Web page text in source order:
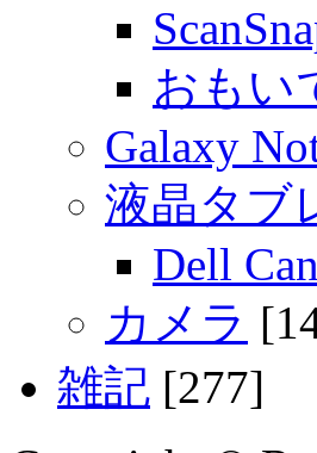
おもい
Galaxy
液晶タブ
Dell
カメラ
雑記 [277]